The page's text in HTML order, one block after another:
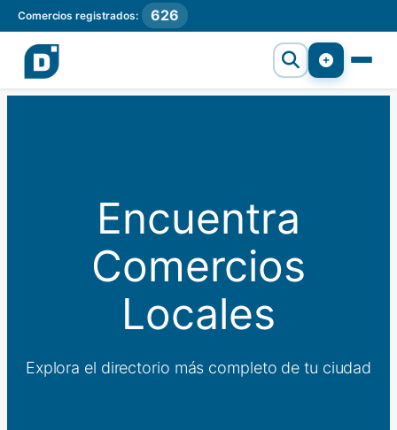
Comercios registrados: 626
Encuentra
Comercios
Locales
Explora el directorio más completo de tu ciudad